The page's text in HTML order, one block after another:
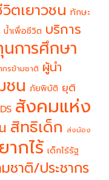
ตเยาวชน ทักษะ
น้ำเพื่อชีวิต บริการ
การศึกษา
กรข้ามชาติ ผู้นำ
น ภัยพิบัติ ยุติ
สังคมแห่ง
สิทธิเด็ก ส่งน้อง
ากไร้ เด็กไร้รัฐ
ชาติ/ประชากร